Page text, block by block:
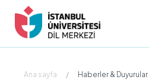
Ana sayfa / Haberler & Duyurular